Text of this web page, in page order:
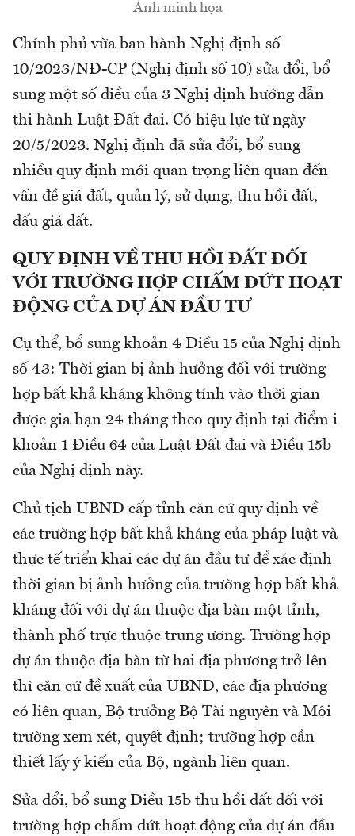
Ảnh minh họa
Chính phủ vừa ban hành Nghị định số
10/2023/NĐ-CP (Nghị định số 10) sửa đổi, bổ
sung một số điều của 3 Nghị định hướng dẫn
thi hành Luật Đất đai. Có hiệu lực từ ngày
20/5/2023. Nghị định đã sửa đổi, bổ sung
nhiều quy định mới quan trọng liên quan đến
vấn đề giá đất, quản lý, sử dụng, thu hồi đất,
đấu giá đất.
QUY ĐỊNH VỀ THU HỒI ĐẤT ĐỐI
VỚI TRƯỜNG HỢP CHẤM DỨT HOẠT
ĐỘNG CỦA DỰ ÁN ĐẦU TƯ
Cụ thể, bổ sung khoản 4 Điều 15 của Nghị định
số 43: Thời gian bị ảnh hưởng đối với trường
hợp bất khả kháng không tính vào thời gian
được gia hạn 24 tháng theo quy định tại điểm i
khoản 1 Điều 64 của Luật Đất đai và Điều 15b
của Nghị định này.
Chủ tịch UBND cấp tỉnh căn cứ quy định về
các trường hợp bất khả kháng của pháp luật và
thực tế triển khai các dự án đầu tư để xác định
thời gian bị ảnh hưởng của trường hợp bất khả
kháng đối với dự án thuộc địa bàn một tỉnh,
thành phố trực thuộc trung ương. Trường hợp
dự án thuộc địa bàn từ hai địa phương trở lên
thì căn cứ đề xuất của UBND, các địa phương
có liên quan, Bộ trưởng Bộ Tài nguyên và Môi
trường xem xét, quyết định; trường hợp cần
thiết lấy ý kiến của Bộ, ngành liên quan.
Sửa đổi, bổ sung Điều 15b thu hồi đất đối với
trường hợp chấm dứt hoạt động của dự án đầu